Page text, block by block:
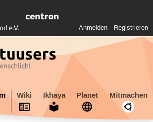
Anmelden Registrieren
Wiki Ikhaya Planet Mitmachen